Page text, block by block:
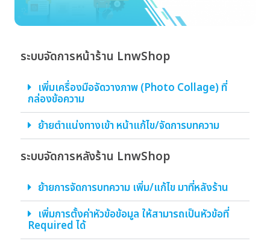
ระบบจัดการหน้าร้าน LnwShop
เพิ่มเครื่องมือจัดวางภาพ (Photo Collage) ที่
กล่องข้อความ
ย้ายตำแน่งทางเข้า หน้าแก้ไข/จัดการบทความ
ระบบจัดการหลังร้าน LnwShop
ย้ายการจัดการบทความ เพิ่ม/แก้ไข มาที่หลังร้าน
เพิ่มการตั้งค่าหัวข้อข้อมูล ให้สามารถเป็นหัวข้อที่
Required ได้